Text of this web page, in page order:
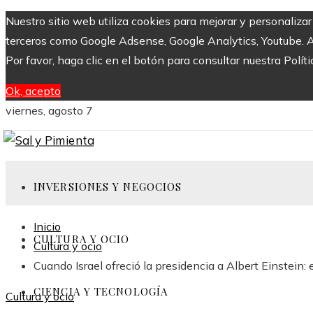
Nuestro sitio web utiliza cookies para mejorar y
terceros como Google Adsense, Google Analytics,
Por favor, haga clic en el botón para consultar nuestra
Ok, acepto
viernes, agosto 7
INVERSIONES Y NEGOCIOS
CULTURA Y OCIO
CIENCIA Y TECNOLOGÍA
Inicio
Cultura y ocio
Cuando Israel ofreció la presidencia a Albert Einstein:
Cultura y ocio